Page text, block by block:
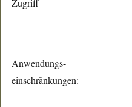
Zugriff
Anwendungs-
einschränkungen: